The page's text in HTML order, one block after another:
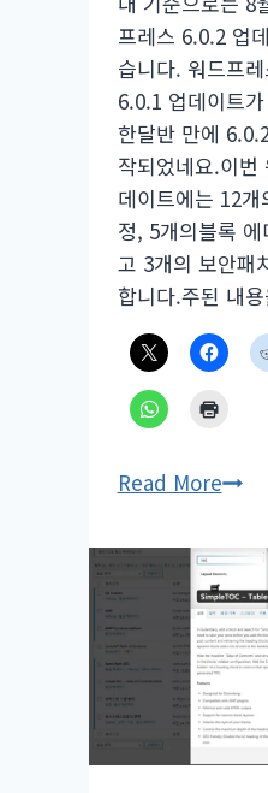
프레스 6.0.2 업
습니다. 워드프
6.0.1 업데이트
한달반 만에
작되었네요.이번
데이트에는 12
정, 5개의블록
고 3개의 보안패
합니다.주된 내
Read More워
레
스
6.0.2
업
데
이
트